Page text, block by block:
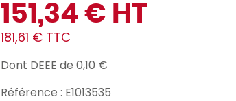
151,34 € HT
181,61 € TTC
Dont DEEE de 0,10 €
Référence : E1013535